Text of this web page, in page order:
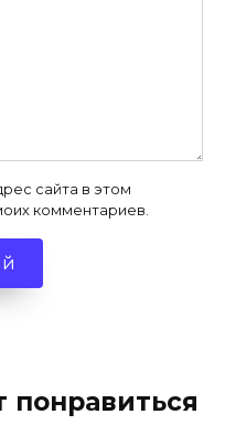
сайта в этом
комментариев.